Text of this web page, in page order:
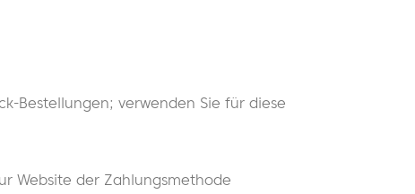
Bestellungen; verwenden Sie für diese
Website der Zahlungsmethode